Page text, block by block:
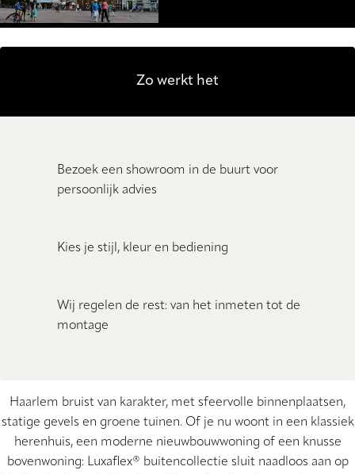
Zo werkt het
Bezoek een showroom in de buurt voor
persoonlijk advies
Kies je stijl, kleur en bediening
Wij regelen de rest: van het inmeten tot de
montage
Haarlem bruist van karakter, met sfeervolle binnenplaatsen,
statige gevels en groene tuinen. Of je nu woont in een klassiek
herenhuis, een moderne nieuwbouwwoning of een knusse
bovenwoning: Luxaflex® buitencollectie sluit naadloos aan op